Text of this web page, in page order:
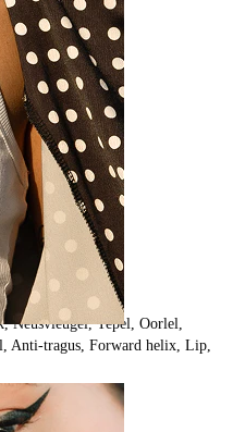
Neusvleugel, Tepel, Oorlel,
Anti-tragus, Forward helix, Lip,